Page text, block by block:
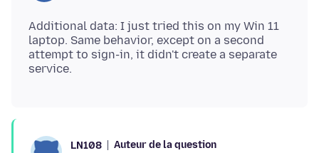
Additional data: I just tried this on my Win 11
laptop. Same behavior, except on a second
attempt to sign-in, it didn't create a separate
LN108 Auteur de la question